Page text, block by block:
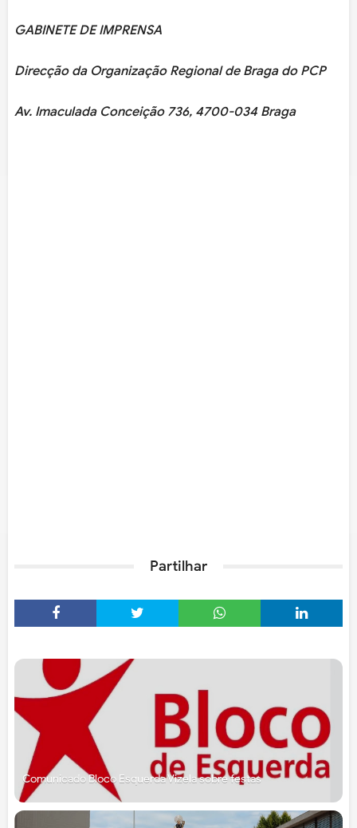
GABINETE DE IMPRENSA
Direcção da Organização Regional de Braga do PCP
Av. Imaculada Conceição 736, 4700-034 Braga
Partilhar
Comunicado Bloco Esquerda Vizela sobre festas